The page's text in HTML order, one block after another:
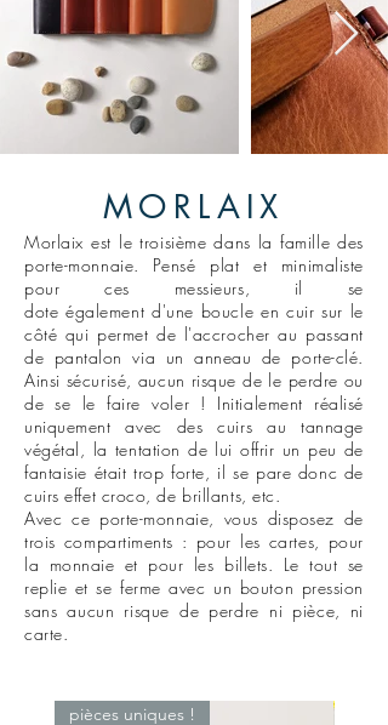
MORLAIX
Morlaix est le troisième dans la famille des
porte-monnaie. Pensé plat et minimaliste
pour ces messieurs, il se
doteégalement d'une boucle en cuir sur le
côté qui permet de l'accrocher au passant
de pantalon via un anneau de porte-clé.
Ainsi sécurisé, aucun risque de le perdre ou
de se le faire voler ! Initialement réalisé
uniquement avec des cuirs au tannage
végétal, la tentation de lui offrir un peu de
fantaisie était trop forte, il se pare donc de
cuirs effet croco, de brillants, etc.
Avec ce porte-monnaie, vous disposez de
trois compartiments : pour les cartes, pour
la monnaie et pour les billets. Le tout se
replie et se ferme avec un bouton pression
sans aucun risque de perdre ni pièce, ni
carte.
pièces uniques !